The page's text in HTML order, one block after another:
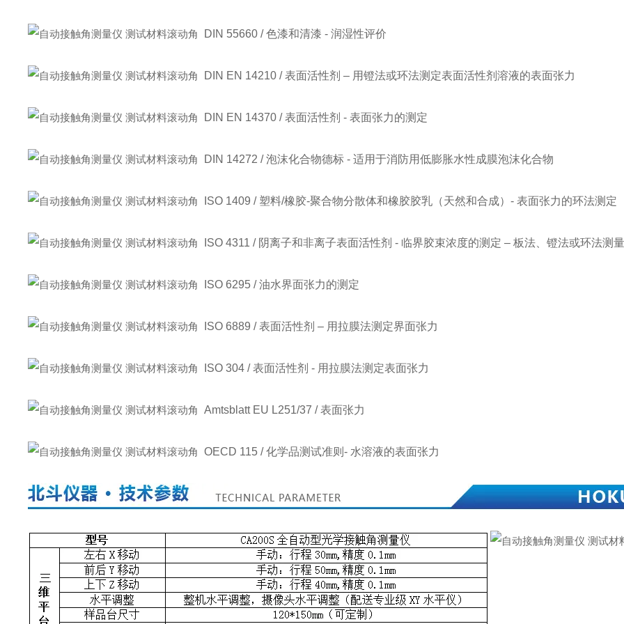
DIN 55660 / 色漆和清漆 - 润湿性评价
DIN EN 14210 / 表面活性剂 – 用镫法或环法测定表面活性剂溶液的表面张力
DIN EN 14370 / 表面活性剂 - 表面张力的测定
DIN 14272 / 泡沫化合物德标 - 适用于消防用低膨胀水性成膜泡沫化合物
ISO 1409 / 塑料/橡胶-聚合物分散体和橡胶胶乳（天然和合成）- 表面张力的环法测定
ISO 4311 / 阴离子和非离子表面活性剂 - 临界胶束浓度的测定 – 板法、镫法或环法测
ISO 6295 / 油水界面张力的测定
ISO 6889 / 表面活性剂 – 用拉膜法测定界面张力
ISO 304 / 表面活性剂 - 用拉膜法测定表面张力
Amtsblatt EU L251/37 / 表面张力
OECD 115 / 化学品测试准则- 水溶液的表面张力